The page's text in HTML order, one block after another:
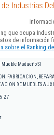
Industrias
que ocupa
de información
sobre el Ranking
Madueño Sl
FABRICACION,
DE MUEBLES
-27